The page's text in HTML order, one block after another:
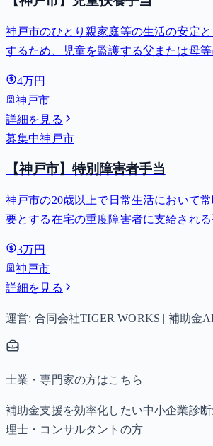
神戸市のひとり親家庭等の生活の安定
するため、児童を監護する父または母
4万円
神戸市
詳細を見る
募集中神戸市
【神戸市】特別障害者手当
神戸市の20歳以上で日常生活において
要とする在宅の重度障害者に支給され
3万円
神戸市
詳細を見る
運営: 合同会社TIGER WORKS | 補助金
士業・専門家の方はこちら
補助金支援を効率化したい中小企業診
理士・コンサルタントの方